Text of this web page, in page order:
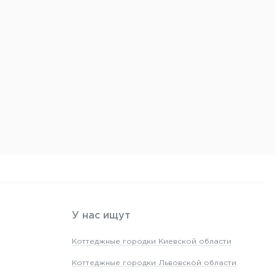
У нас ищут
Коттеджные городки Киевской области
Коттеджные городки Львовской области